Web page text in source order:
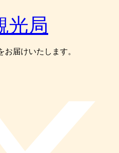
届けいたします。